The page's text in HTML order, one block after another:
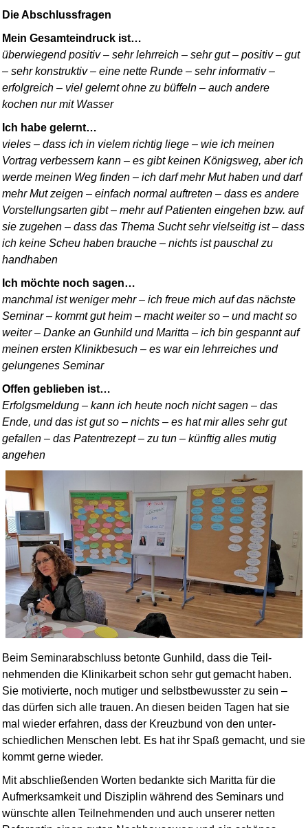
Die Abschlussfragen
Mein Gesamteindruck ist…
überwiegend positiv – sehr lehrreich – sehr gut – positiv – gut
– sehr konstruktiv – eine nette Runde – sehr informativ –
erfolgreich – viel gelernt ohne zu büffeln – auch andere
kochen nur mit Wasser
Ich habe gelernt…
vieles – dass ich in vielem richtig liege – wie ich meinen
Vortrag verbessern kann – es gibt keinen Königsweg, aber ich
werde meinen Weg finden – ich darf mehr Mut haben und darf
mehr Mut zeigen – einfach normal auftreten – dass es andere
Vorstellungsarten gibt – mehr auf Patienten eingehen bzw. auf
sie zugehen – dass das Thema Sucht sehr vielseitig ist – dass
ich keine Scheu haben brauche – nichts ist pauschal zu
handhaben
Ich möchte noch sagen…
manchmal ist weniger mehr – ich freue mich auf das nächste
Seminar – kommt gut heim – macht weiter so – und macht so
weiter – Danke an Gunhild und Maritta – ich bin gespannt auf
meinen ersten Klinikbesuch – es war ein lehrreiches und
gelungenes Seminar
Offen geblieben ist…
Erfolgsmeldung – kann ich heute noch nicht sagen – das
Ende, und das ist gut so – nichts – es hat mir alles sehr gut
gefallen – das Patentrezept – zu tun – künftig alles mutig
angehen
Beim Seminarabschluss betonte Gunhild, dass die Teil­
nehmenden die Klinikarbeit schon sehr gut gemacht haben.
Sie motivierte, noch mutiger und selbst­bewusster zu sein –
das dürfen sich alle trauen. An diesen beiden Tagen hat sie
mal wieder erfahren, dass der Kreuzbund von den unter­
schied­lichen Menschen lebt. Es hat ihr Spaß gemacht, und sie
kommt gerne wieder.
Mit abschließenden Worten bedankte sich Maritta für die
Aufmerksamkeit und Disziplin während des Seminars und
wünschte allen Teil­nehmenden und auch unserer netten